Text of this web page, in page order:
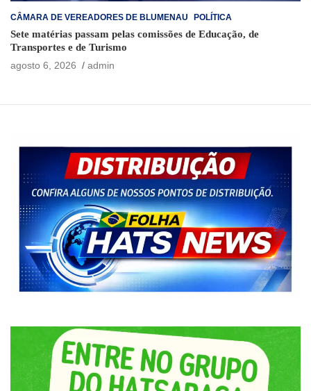
CÂMARA DE VEREADORES DE BLUMENAU POLÍTICA
Sete matérias passam pelas comissões de Educação, de
Transportes e de Turismo
agosto 6, 2026
admin